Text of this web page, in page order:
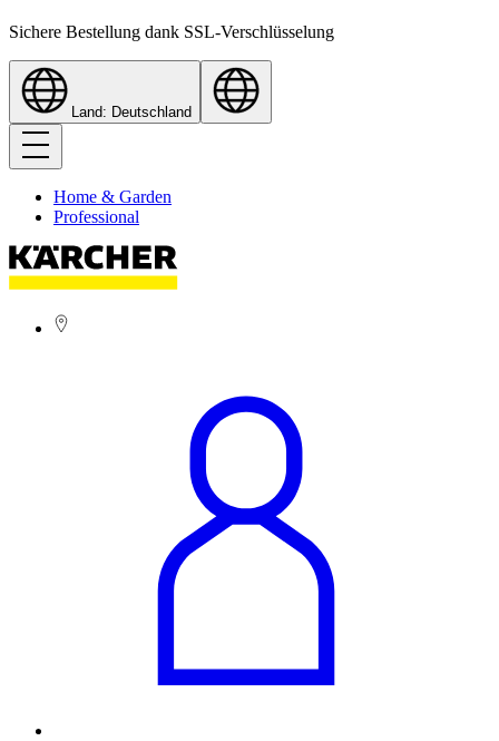
Sichere Bestellung dank SSL-Verschlüsselung
Land: Deutschland
Home & Garden
Professional